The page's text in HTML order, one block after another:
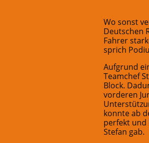
Wo sonst
Deutschen
Fahrer
sprich
Aufgrund
Teamchef
Block.
vorderen
konnte ab
perfekt und
Stefan gab.